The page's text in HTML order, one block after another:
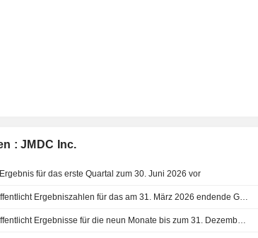
: JMDC Inc.
für das erste Quartal zum 30. Juni 2026 vor
JMDC Inc. veröffentlicht Ergebniszahlen für das am 31. März 2026 endende Geschäftsjahr
JMDC Inc. veröffentlicht Ergebnisse für die neun Monate bis zum 31. Dezember 2025